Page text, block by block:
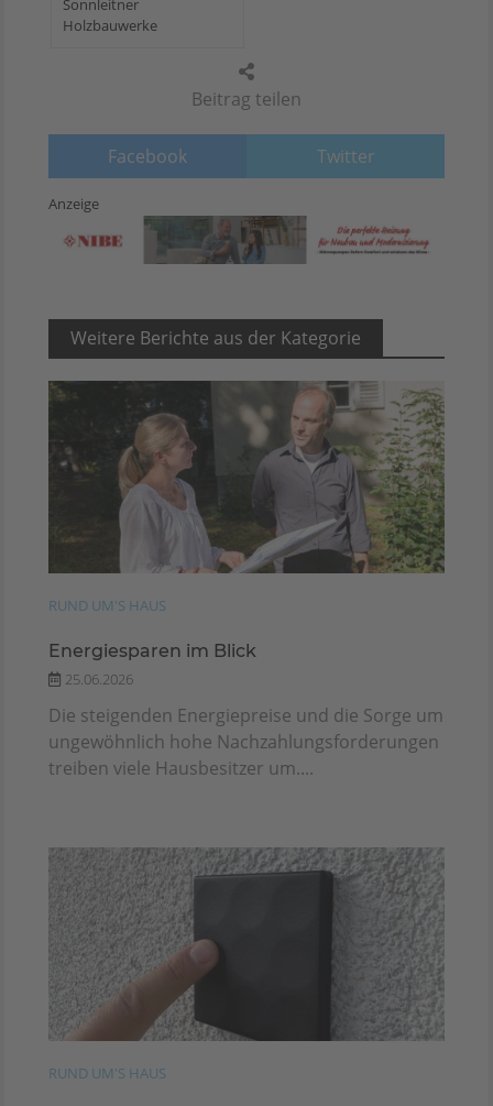
Beitrag teilen
Facebook Twitter
Sonnleitner
Holzbauwerke
Anzeige
Weitere Berichte aus der Kategorie
RUND UM'S HAUS
Energiesparen im Blick
25.06.2026
Die steigenden Energiepreise und die Sorge um
ungewöhnlich hohe Nachzahlungsforderungen
treiben viele Hausbesitzer um....
RUND UM'S HAUS